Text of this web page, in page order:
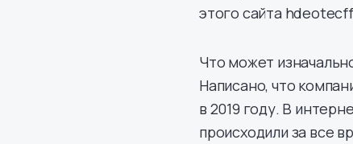
этого сайта
Что может
Написано, что
в 2019 году. В
происходили за все